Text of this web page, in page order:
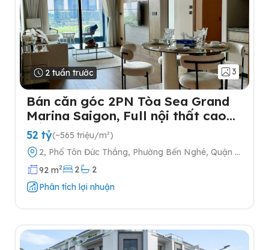
2 tuần trước 3
Bán căn góc 2PN Tòa Sea Grand
Marina Saigon, Full nội thất cao
cấp
52 tỷ(~565 triệu/m²)
2, Phố Tôn Đức Thắng, Phường Bến Nghé, Quận 1,
Thành phố Hồ Chí Minh
92 m2 2
2
Phân tích lợi nhuận